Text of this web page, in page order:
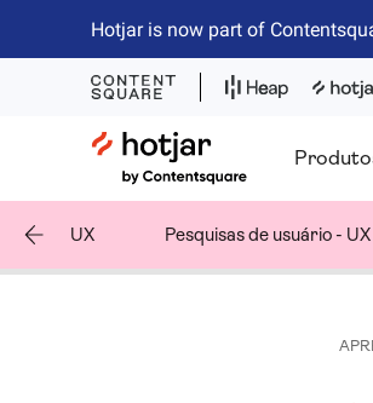
Hotjar is now part of
Hotjar Logo
de UX Pesquisas de usuário - UX